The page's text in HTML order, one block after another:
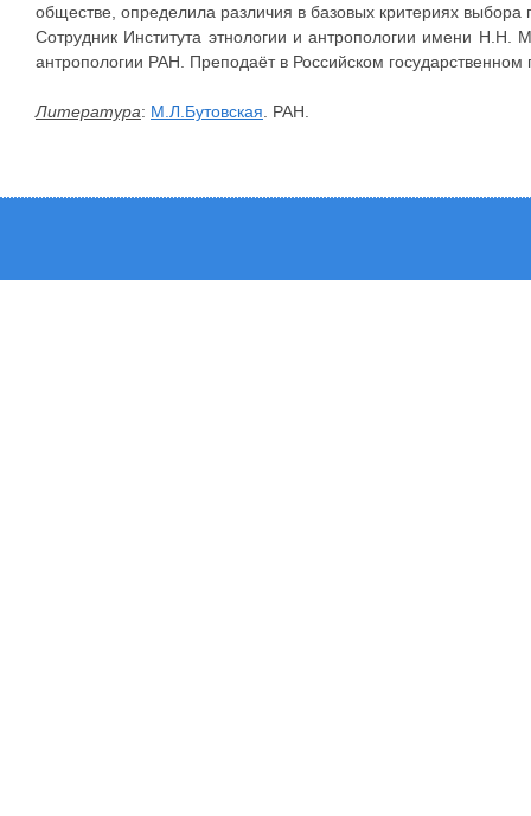
обществе, определила различия в базовых критериях выбора
Сотрудник Института этнологии и антропологии имени Н.Н.
антропологии РАН. Преподаёт в Российском государственном
Литература: М.Л.Бутовская . РАН.